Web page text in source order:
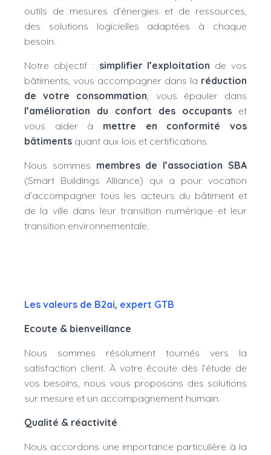
outils de mesures d’énergies et de ressources,
des solutions logicielles adaptées à chaque
besoin.
Notre objectif : simplifier l’exploitation de vos
bâtiments, vous accompagner dans la réduction
de votre consommation, vous épauler dans
l’amélioration du confort des occupants et
vous aider à mettre en conformité vos
bâtiments quant aux lois et certifications.
Nous sommes membres de l’association SBA
(Smart Buildings Alliance) qui a pour vocation
d’accompagner tous les acteurs du bâtiment et
de la ville dans leur transition numérique et leur
transition environnementale.
Les valeurs de B2ai, expert GTB
Ecoute & bienveillance
Nous sommes résolument tournés vers la
satisfaction client. À votre écoute dès l’étude de
vos besoins, nous vous proposons des solutions
sur mesure et un accompagnement humain.
Qualité & réactivité
Nous accordons une importance particulière à la